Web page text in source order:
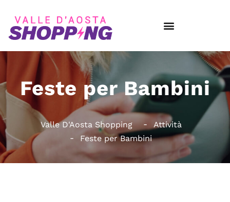
Feste per Bambini
Valle D'Aosta Shopping
Attività
Feste per Bambini